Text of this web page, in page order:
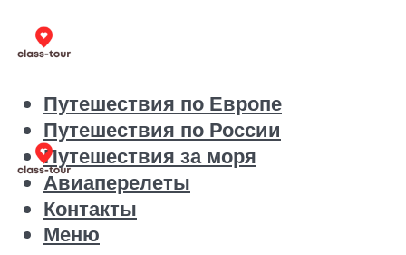
Путешествия по Европе
Путешествия по России
Путешествия за моря
Авиаперелеты
Контакты
Меню